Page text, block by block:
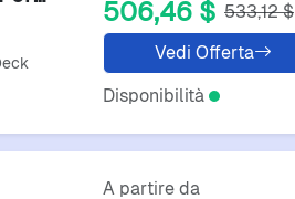
506,46 $ 533,12 $
Vedi Offerta
Disponibilità
A partire da